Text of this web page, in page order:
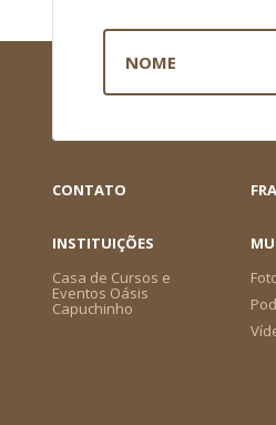
CONTATO
INSTITUIÇÕES
Casa de Cursos e
Eventos Oásis
Capuchinho